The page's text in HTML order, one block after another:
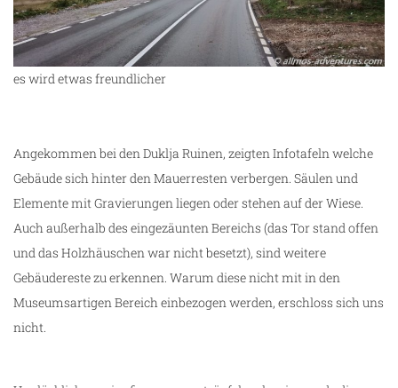
es wird etwas freundlicher
Angekommen bei den Duklja Ruinen, zeigten Infotafeln welche
Gebäude sich hinter den Mauerresten verbergen. Säulen und
Elemente mit Gravierungen liegen oder stehen auf der Wiese.
Auch außerhalb des eingezäunten Bereichs (das Tor stand offen
und das Holzhäuschen war nicht besetzt), sind weitere
Gebäudereste zu erkennen. Warum diese nicht mit in den
Museumsartigen Bereich einbezogen werden, erschloss sich uns
nicht.